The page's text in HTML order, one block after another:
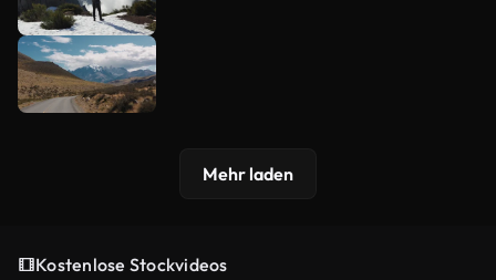
Mehr laden
Kostenlose Stockvideos